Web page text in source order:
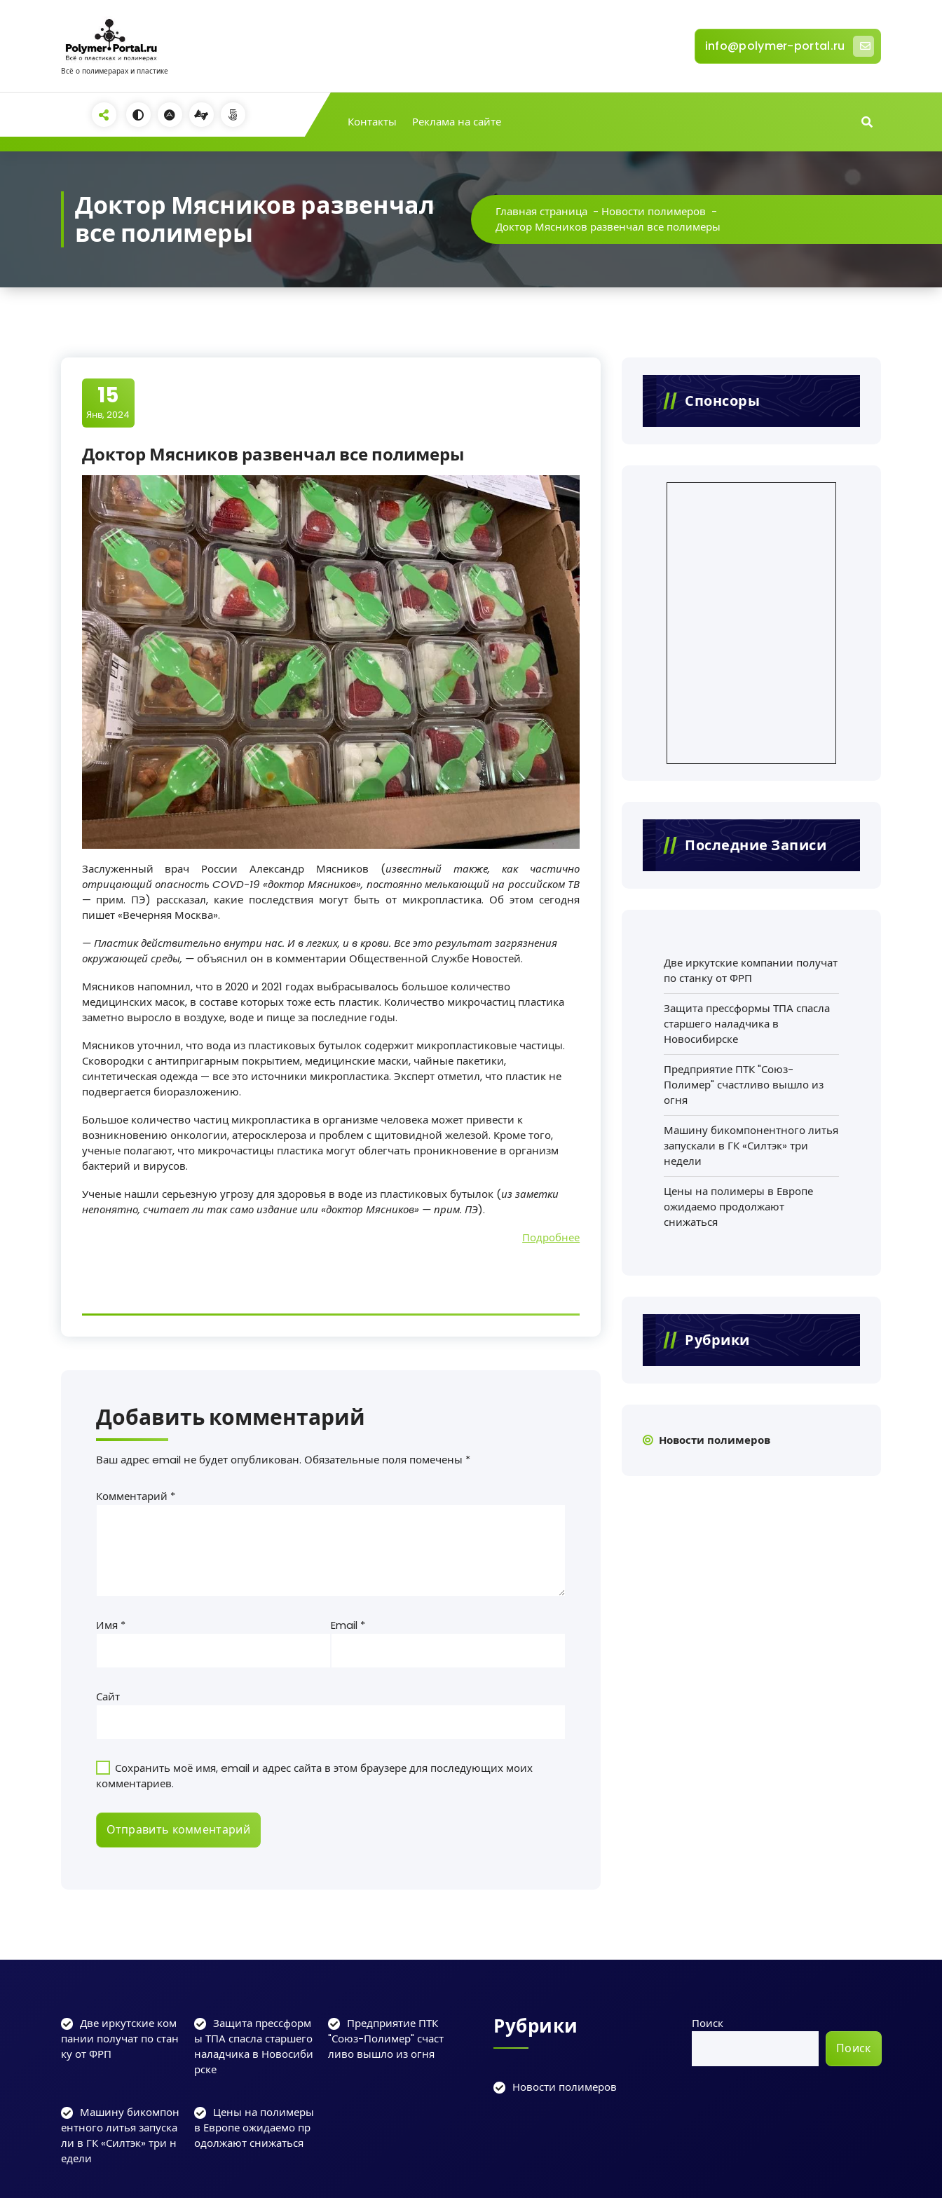
Всё о полимерарах и пластике
info@polymer-portal.ru
Контакты Реклама на сайте
Доктор Мясников развенчал
все полимеры
Главная страница - Новости полимеров -
Доктор Мясников развенчал все полимеры
15
Янв, 2024
Доктор Мясников развенчал все полимеры
Заслуженный врач России Александр Мясников (известный также, как частично
отрицающий опасность COVD-19 «доктор Мясников», постоянно мелькающий на российском ТВ
— прим. ПЭ) рассказал, какие последствия могут быть от микропластика. Об этом сегодня
пишет «Вечерняя Москва».
— Пластик действительно внутри нас. И в легких, и в крови. Все это результат загрязнения
окружающей среды, —объяснил он в комментарии Общественной Службе Новостей.
Мясников напомнил, что в 2020 и 2021 годах выбрасывалось большое количество
медицинских масок, в составе которых тоже есть пластик. Количество микрочастиц пластика
заметно выросло в воздухе, воде и пище за последние годы.
Мясников уточнил, что вода из пластиковых бутылок содержит микропластиковые частицы.
Сковородки с антипригарным покрытием, медицинские маски, чайные пакетики,
синтетическая одежда — все это источники микропластика. Эксперт отметил, что пластик не
подвергается биоразложению.
Большое количество частиц микропластика в организме человека может привести к
возникновению онкологии, атеросклероза и проблем с щитовидной железой. Кроме того,
ученые полагают, что микрочастицы пластика могут облегчать проникновение в организм
бактерий и вирусов.
Ученые нашли серьезную угрозу для здоровья в воде из пластиковых бутылок (из заметки
непонятно, считает ли так само издание или «доктор Мясников» — прим. ПЭ).
Подробнее
Добавить комментарий
Ваш адрес email не будет опубликован. Обязательные поля помечены *
Комментарий *
Имя * Email *
Сайт
Сохранить моё имя, email и адрес сайта в этом браузере для последующих моих
комментариев.
Спонсоры
Последние Записи
Две иркутские компании получат
по станку от ФРП
Защита прессформы ТПА спасла
старшего наладчика в
Новосибирске
Предприятие ПТК "Союз-
Полимер" счастливо вышло из
огня
Машину бикомпонентного литья
запускали в ГК «Силтэк» три
недели
Цены на полимеры в Европе
ожидаемо продолжают
снижаться
Рубрики
Новости полимеров
Две иркутские ком
пании получат по стан
ку от ФРП
Защита прессформ
ы ТПА спасла старшего
наладчика в Новосиби
рске
Предприятие ПТК
"Союз-Полимер" счаст
ливо вышло из огня
Машину бикомпон
ентного литья запуска
ли в ГК «Силтэк» три н
едели
Цены на полимеры
в Европе ожидаемо пр
одолжают снижаться
Рубрики
Новости полимеров
Поиск
Поиск